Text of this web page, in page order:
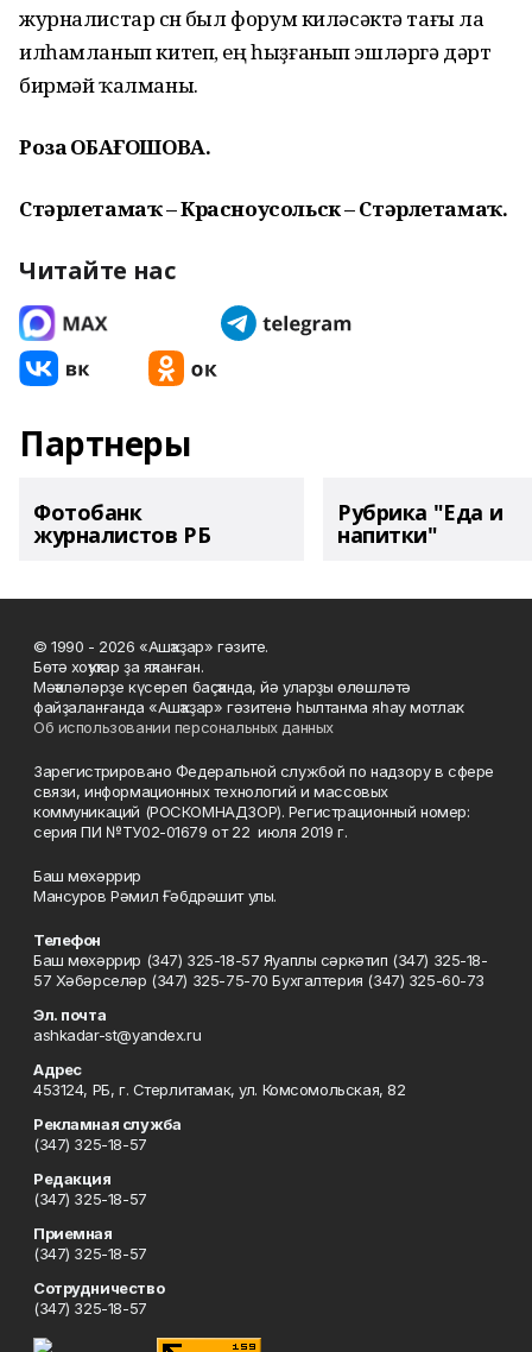
журналистар өсөн был форум киләсәктә тағы ла
илһамланып китеп, ең һыҙғанып эшләргә дәрт
бирмәй ҡалманы.
Роза ҠОБАҒОШОВА.
Стәрлетамаҡ –Красноусольск – Стәрлетамаҡ.
Читайте нас
Партнеры
Фотобанк
журналистов РБ
Рубрика "Еда и
напитки"
© 1990 - 2026 «Ашҡаҙар» гәзите.
Бөтә хоҡуҡтар ҙа яҡланған.
Мәҡәләләрҙе күсереп баҫҡанда, йә уларҙы өлөшләтә
файҙаланғанда «Ашҡаҙар» гәзитенә һылтанма яһау мотлаҡ.
Об использовании персональных данных
Зарегистрировано Федеральной службой по надзору в сфере
связи, информационных технологий и массовых
коммуникаций (РОСКОМНАДЗОР). Регистрационный номер:
серия ПИ №ТУ02-01679 от 22 июля 2019 г.
Баш мөхәррир
Мансуров Рәмил Ғәбдрәшит улы.
Телефон
Баш мөхәррир (347) 325-18-57 Яуаплы сәркәтип (347) 325-18-
57 Хәбәрселәр (347) 325-75-70 Бухгалтерия (347) 325-60-73
Эл. почта
ashkadar-st@yandex.ru
Адрес
453124, РБ, г. Стерлитамак, ул. Комсомольская, 82
Рекламная служба
(347) 325-18-57
Редакция
(347) 325-18-57
Приемная
(347) 325-18-57
Сотрудничество
(347) 325-18-57